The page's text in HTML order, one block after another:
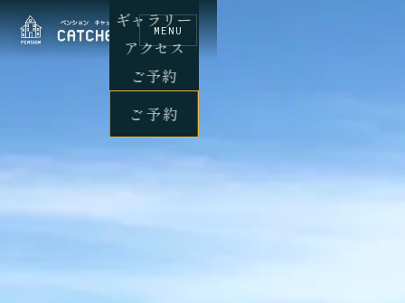
MENU
ギャラリー
アクセス
ご予約
ご予約